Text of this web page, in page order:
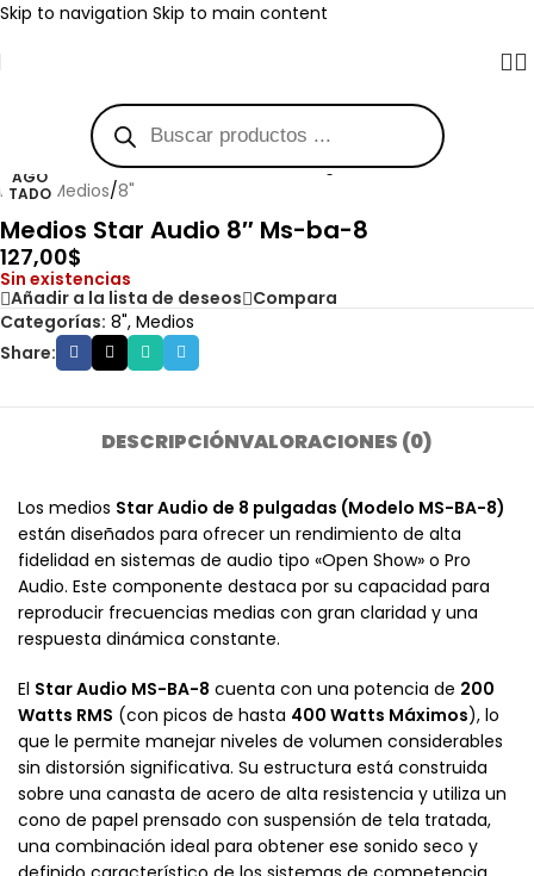
Skip to navigation Skip to main content
AGO
TADO
Haga clic para ampliar
Inicio/ Medios/8"
Medios Star Audio 8″ Ms-ba-8
127,00$
Sin existencias
Añadir a la lista de deseos Compara
Categorías: 8", Medios
Share:
DESCRIPCIÓNVALORACIONES (0)
Los medios Star Audio de 8 pulgadas (Modelo MS-BA-8)
están diseñados para ofrecer un rendimiento de alta
fidelidad en sistemas de audio tipo «Open Show» o Pro
Audio. Este componente destaca por su capacidad para
reproducir frecuencias medias con gran claridad y una
respuesta dinámica constante.
El Star Audio MS-BA-8 cuenta con una potencia de 200
Watts RMS (con picos de hasta 400 Watts Máximos), lo
que le permite manejar niveles de volumen considerables
sin distorsión significativa. Su estructura está construida
sobre una canasta de acero de alta resistencia y utiliza un
cono de papel prensado con suspensión de tela tratada,
una combinación ideal para obtener ese sonido seco y